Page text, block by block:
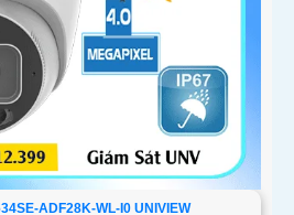
ADF28K-WL-I0 UNIVIEW